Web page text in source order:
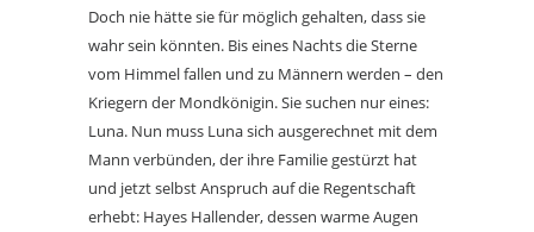
Doch nie hätte sie für möglich gehalten, dass sie
wahr sein könnten. Bis eines Nachts die Sterne
vom Himmel fallen und zu Männern werden – den
Kriegern der Mondkönigin. Sie suchen nur eines:
Luna. Nun muss Luna sich ausgerechnet mit dem
Mann verbünden, der ihre Familie gestürzt hat
und jetzt selbst Anspruch auf die Regentschaft
erhebt: Hayes Hallender, dessen warme Augen